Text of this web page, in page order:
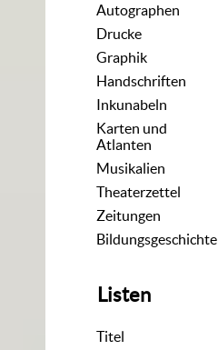
Autographen
Drucke
Graphik
Handschriften
Inkunabeln
Karten und
Atlanten
Musikalien
Theaterzettel
Zeitungen
Bildungsgeschichte
Listen
Titel